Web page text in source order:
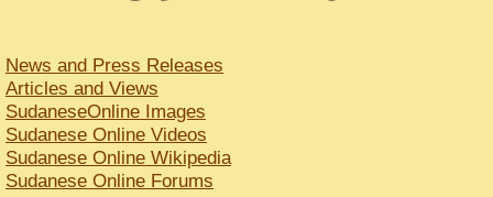
News and Press Releases
Articles and Views
SudaneseOnline Images
Sudanese Online Videos
Sudanese Online Wikipedia
Sudanese Online Forums